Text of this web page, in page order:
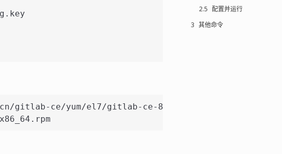
gitlab-ce/yum/el7/gitlab-ce-8.5.1-ce.0.el7.x86_64.rpm
2.5 配置并运行
3 其他命令